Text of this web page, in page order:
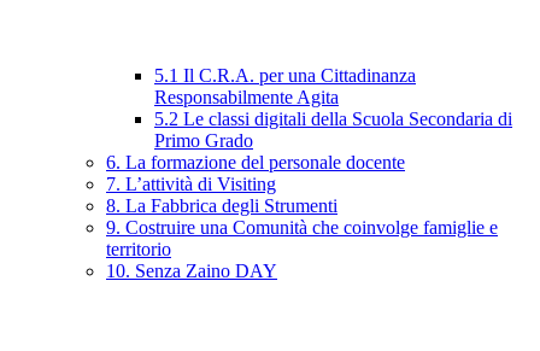
5.1 Il C.R.A. per una Cittadinanza
Responsabilmente Agita
5.2 Le classi digitali della Scuola Secondaria di
Primo Grado
6. La formazione del personale docente
7. L’attività di Visiting
8. La Fabbrica degli Strumenti
9. Costruire una Comunità che coinvolge famiglie e
territorio
10. Senza Zaino DAY